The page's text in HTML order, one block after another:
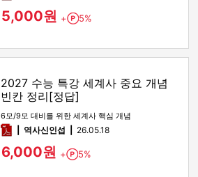
5,000원 + Point
5%
2027 수능 특강 세계사 중요 개념
빈칸 정리[정답]
6모/9모 대비를 위한 세계사 핵심 개념
pdf역사신인섭 26.05.18
6,000원 + Point
5%